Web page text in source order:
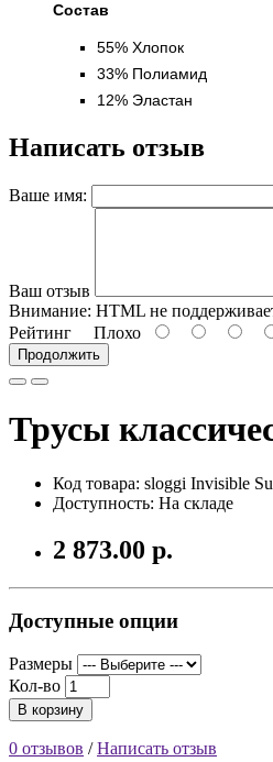
Состав
55% Хлопок
33% Полиамид
12% Эластан
Написать отзыв
Ваше имя:
Ваш отзыв
Внимание: HTML не
Рейтинг Плохо
Продолжить
Трусы
Код товара: sloggi Invisible
Доступность: На складе
2 873.00 р.
Доступные опции
Размеры
Кол-во
В корзину
0 отзывов /Написать отзыв